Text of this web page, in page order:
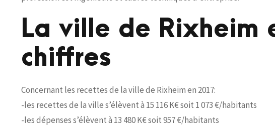
La ville de Rixheim
chiffres
Concernant les recettes de la ville de Rixheim en 2017:
-les recettes de la ville s’élèvent à 15 116 K€ soit 1 073 €/habitants
-les dépenses s’élèvent à 13 480 K€ soit 957 €/habitants